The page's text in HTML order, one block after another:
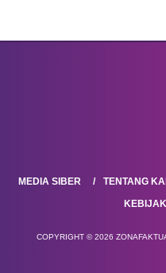
MEDIA SIBER TENTANG
COPYRIGHT © 2026